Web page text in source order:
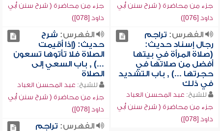
جزء من محاضرة ( شرح سنن أبي
داود [076])
جزء من محاضرة ( شرح سنن أبي
داود [078])
الفهرس: تراجم
رجال إسناد حديث:
(صلاة المرأة في بيتها
أفضل من صلاتها في
حجرتها ...) , باب التشديد
في ذلك
للشيخ: عبد المحسن العباد
جزء من محاضرة ( شرح سنن أبي
داود [078])
الفهرس: شرح
حديث: (إذا أقيمت
الصلاة فلا تأتوها تسعون
...) , باب السعي إلى
الصلاة
للشيخ: عبد المحسن العباد
جزء من محاضرة ( شرح سنن أبي
داود [078])
الفهرس: تراجم